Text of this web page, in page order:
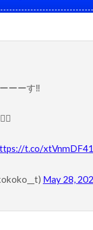
ーーす‼️
t.co/
May 28,